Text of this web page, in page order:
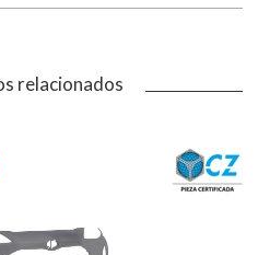
relacionados